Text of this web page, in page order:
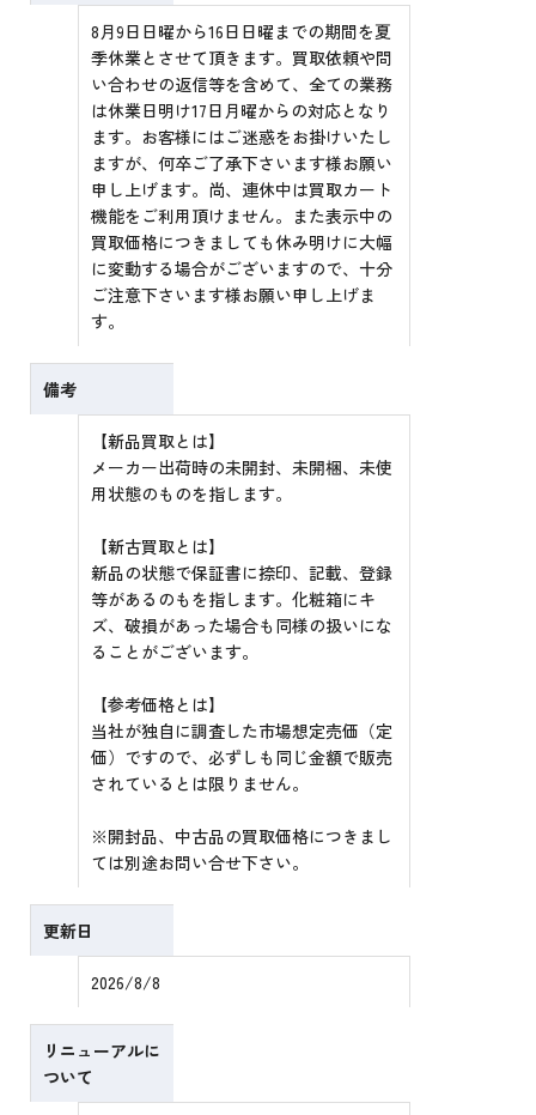
8月9日日曜から16日日曜までの期間を夏
季休業とさせて頂きます。買取依頼や問
い合わせの返信等を含めて、全ての業務
は休業日明け17日月曜からの対応となり
ます。お客様にはご迷惑をお掛けいたし
ますが、何卒ご了承下さいます様お願い
申し上げます。尚、連休中は買取カート
機能をご利用頂けません。また表示中の
買取価格につきましても休み明けに大幅
に変動する場合がございますので、十分
ご注意下さいます様お願い申し上げま
す。
備考
【新品買取とは】
メーカー出荷時の未開封、未開梱、未使
用状態のものを指します。
【新古買取とは】
新品の状態で保証書に捺印、記載、登録
等があるのもを指します。化粧箱にキ
ズ、破損があった場合も同様の扱いにな
ることがございます。
【参考価格とは】
当社が独自に調査した市場想定売価（定
価）ですので、必ずしも同じ金額で販売
されているとは限りません。
※開封品、中古品の買取価格につきまし
ては別途お問い合せ下さい。
更新日
2026/8/8
リニューアルに
ついて